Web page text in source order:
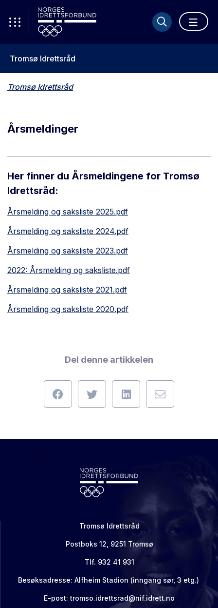
Tromsø Idrettsråd
Tromsø Idrettsråd
Årsmeldinger
Her finner du Årsmeldingene for Tromsø
Idrettsråd:
Årsmelding og saksliste 2025.pdf
Årsmelding og saksliste 2024.pdf
Årsmelding og saksliste 2023.pdf
2022: Årsmelding og saksliste.pdf
Årsmelding og saksliste 2021.pdf
Årsmelding og saksliste 2020.pdf
Del denne artikkelen
Tromsø Idrettsråd
Postboks 12, 9251 Tromsø
Tlf. 932 41 931
Besøksadresse: Alfheim Stadion (inngang sør, 3 etg.)
E-post: tromso.idrettsrad@nif.idrett.no